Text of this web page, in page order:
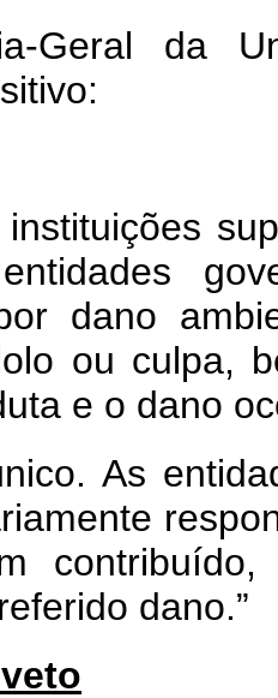
Geral da
instituições
dano
ou culpa,
e o dano
As
dano.”